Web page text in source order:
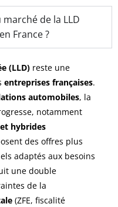
marché de la LLD
France ?
(LLD) reste une
entreprises françaises.
automobiles, la
notamment
hybrides
des offres plus
adaptés aux besoins
une double
de la
(ZFE, fiscalité